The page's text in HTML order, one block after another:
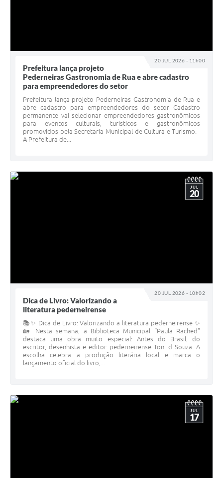
20 JUL 2026 - 11h00
Prefeitura lança projeto
Pederneiras Gastronomia de Rua e abre cadastro
para empreendedores do setor
Prefeitura lança projeto Pederneiras Gastronomia de Rua e
abre cadastro para empreendedores do setor Cadastro
permanente vai selecionar empreendedores gastronômicos
para eventos culturais, turísticos e gastronômicos
promovidos pela Secretaria Municipal de Cultura e Turismo.
A Prefeitura de...
20 JUL 2026 - 10h02
JUL
20
Dica de Livro: Valorizando a
literatura pederneirense
📚✨ Dica de Livro: Valorizando a literatura pederneirense ✨
🏡 Nesta semana, a Biblioteca Municipal “Paula Rached”
destaca uma obra muito especial: Antes do Brasil, do
escritor, desenhista e editor pederneirense Toni d Souza. A
escolha celebra a produção literária local e marca o
lançamento oficial do livro,...
JUL
17